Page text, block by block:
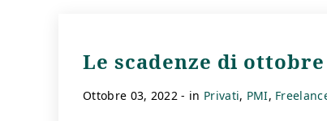
Le scadenze di ottobre
ottobre 03, 2022 - in Privati PMI